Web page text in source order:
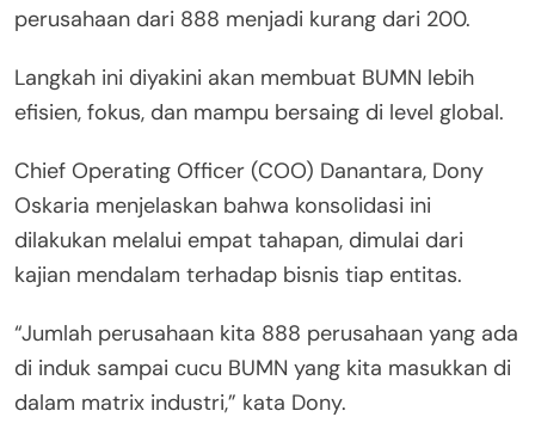
perusahaan dari 888 menjadi kurang dari 200.
Langkah ini diyakini akan membuat BUMN lebih
efisien, fokus, dan mampu bersaing di level global.
Chief Operating Officer (COO) Danantara, Dony
Oskaria menjelaskan bahwa konsolidasi ini
dilakukan melalui empat tahapan, dimulai dari
kajian mendalam terhadap bisnis tiap entitas.
“Jumlah perusahaan kita 888 perusahaan yang ada
di induk sampai cucu BUMN yang kita masukkan di
dalam matrix industri,” kata Dony.